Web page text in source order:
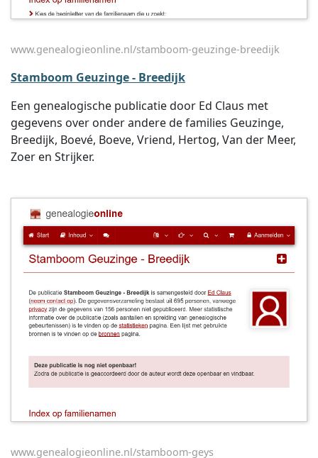
www.genealogieonline.nl/stamboom-geuzinge-breedijk
Stamboom Geuzinge - Breedijk
Een genealogische publicatie door Ed Claus met
gegevens over onder andere de families Geuzinge,
Breedijk, Boevé, Boeve, Vriend, Hertog, Van der Meer,
Zoer en Strijker.
www.genealogieonline.nl/stamboom-geys